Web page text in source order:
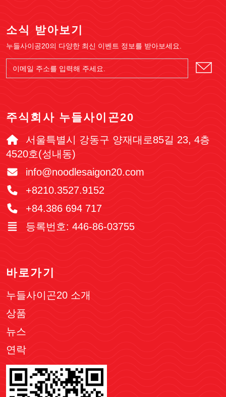
소식 받아보기
누들사이공20의 다양한 최신 이벤트 정보를 받아보세요.
주식회사 누들사이곤20
서울특별시 강동구 양재대로85길 23, 4층
4520호(성내동)
info@noodlesaigon20.com
+8210.3527.9152
+84.386 694 717
등록번호: 446-86-03755
바로가기
누들사이곤20 소개
상품
뉴스
연락